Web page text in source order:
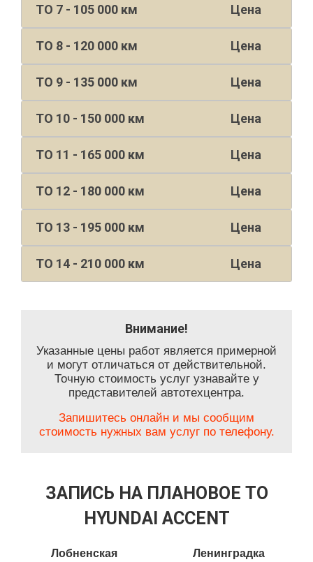
ТО 7 - 105 000 км Цена
ТО 8 - 120 000 км Цена
ТО 9 - 135 000 км Цена
ТО 10 - 150 000 км Цена
ТО 11 - 165 000 км Цена
ТО 12 - 180 000 км Цена
ТО 13 - 195 000 км Цена
ТО 14 - 210 000 км Цена
Внимание!
Указанные цены работ является примерной
и могут отличаться от действительной.
Точную стоимость услуг узнавайте у
представителей автотехцентра.
Запишитесь онлайн и мы сообщим
стоимость нужных вам услуг по телефону.
ЗАПИСЬ НА ПЛАНОВОЕ ТО
HYUNDAI ACCENT
Лобненская Ленинградка